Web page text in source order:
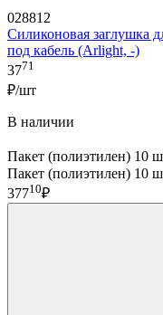
028812
Силиконовая заглушка
под кабель (Arlight, -)
3771
₽/шт
В наличии
Пакет (полиэтилен) 10
Пакет (полиэтилен) 10
37710₽